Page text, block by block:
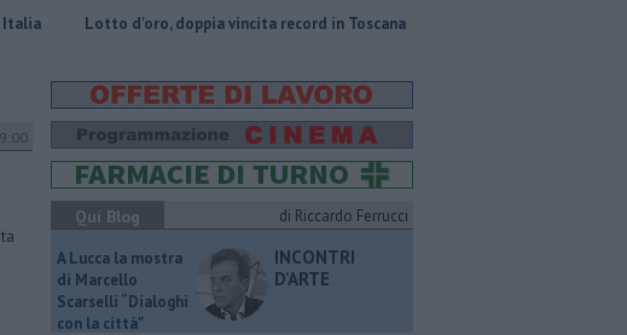
d'oro, doppia vincita record in Toscana Una sonda congelata contro le malattie
Qui Blog di Riccardo Ferrucci
A Lucca la mostra
di Marcello
Scarselli “Dialoghi
con la città"
INCONTRI
D'ARTE